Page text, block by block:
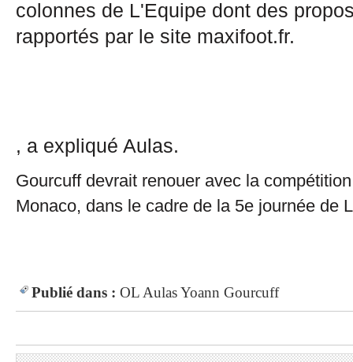
colonnes de L'Equipe dont des
rapportés par le site maxifoot.fr.
, a expliqué Aulas.
Gourcuff devrait renouer avec la
Monaco, dans le cadre de la 5e journée de
Publié dans : OLAulasYoann Gourcuff